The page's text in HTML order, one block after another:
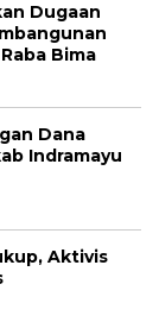
Dugaan
Bima
Dana
Indramayu
Aktivis